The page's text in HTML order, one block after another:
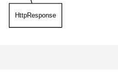
HttpResponse